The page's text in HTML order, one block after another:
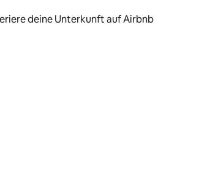
deine Unterkunft auf Airbnb